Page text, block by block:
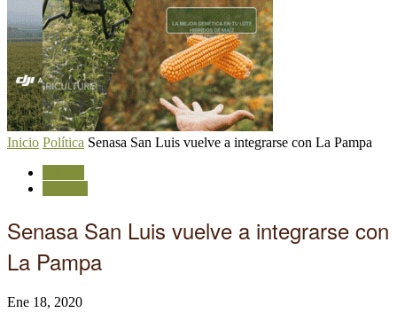
Inicio Política Senasa San Luis vuelve a integrarse con La Pampa
Senasa San Luis vuelve a integrarse con
La Pampa
Ene 18, 2020